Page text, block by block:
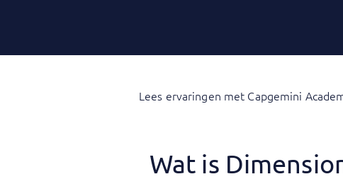
Lees ervaringen met Capgemini
Wat is